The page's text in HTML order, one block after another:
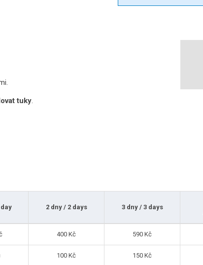
tuky.
2 dny / 2 days 3 dny / 3 days
400 Kč 590 Kč
100 Kč 150 Kč